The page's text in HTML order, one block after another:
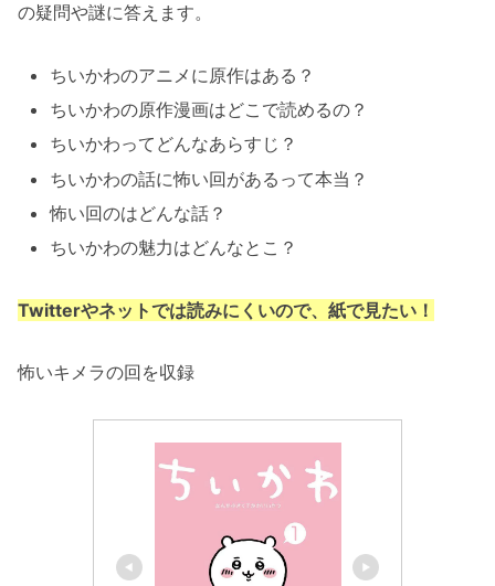
の疑問や謎に答えます。
ちいかわのアニメに原作はある？
ちいかわの原作漫画はどこで読めるの？
ちいかわってどんなあらすじ？
ちいかわの話に怖い回があるって本当？
怖い回のはどんな話？
ちいかわの魅力はどんなとこ？
Twitterやネットでは読みにくいので、紙で見たい！
怖いキメラの回を収録